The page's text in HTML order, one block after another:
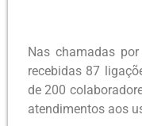
Nas chamadas
recebidas 87
de 200
atendimentos aos